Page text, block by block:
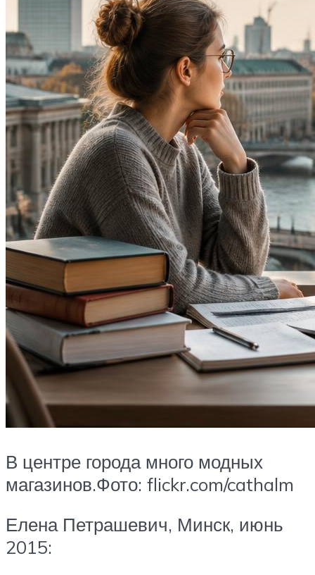
В центре города много модных
магазинов.Фото: flickr.com/cathalm
Елена Петрашевич, Минск, июнь
2015: